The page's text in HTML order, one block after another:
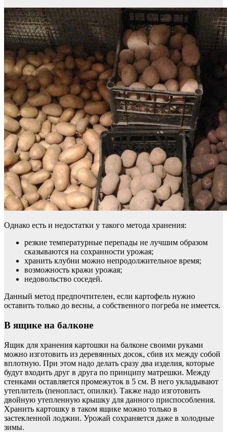
Однако есть и недостатки у такого метода хранения:
резкие температурные перепады не лучшим образом
сказываются на сохранности урожая;
хранить клубни можно непродолжительное время;
возможность кражи урожая;
недовольство соседей.
Данный метод предпочтителен, если картофель нужно
оставить только до весны, а собственного погреба не имеется.
В ящике на балконе
Ящик для хранения картошки на балконе своими руками
можно изготовить из деревянных досок, сбив их между собой
вплотную. При этом надо делать сразу два изделия, которые
будут входить друг в друга по принципу матрешки. Между
стенками оставляется промежуток в 5 см. В него укладывают
утеплитель (пенопласт, опилки). Также надо изготовить
двойную утепленную крышку для данного приспособления.
Хранить картошку в таком ящике можно только в
застекленной лоджии. Урожай сохраняется даже в холодные
зимы.